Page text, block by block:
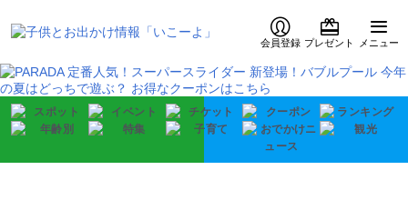
会員登録 プレゼント メニュー